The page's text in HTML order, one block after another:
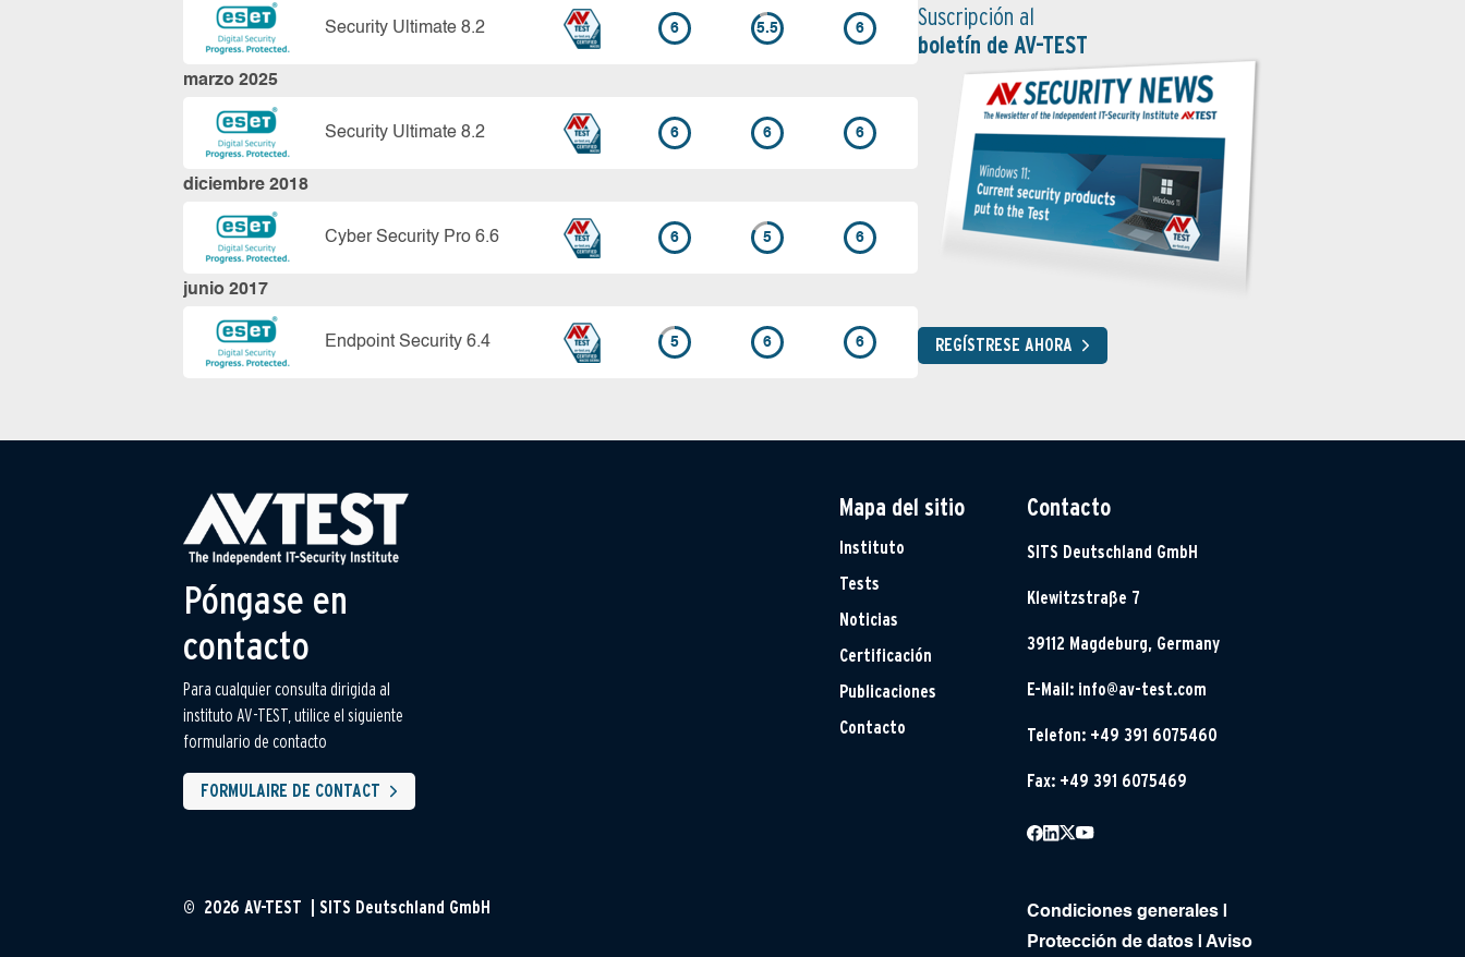
Security Ultimate 8.2 6 5.5 6
marzo 2025
Security Ultimate 8.2 6 6 6
diciembre 2018
Cyber Security Pro 6.6 6 5 6
junio 2017
Endpoint Security 6.4 5 6 6
Suscripción al
boletín de AV-TEST
REGÍSTRESE AHORA
Póngase en
contacto
Para cualquier consulta dirigida al
instituto AV-TEST, utilice el siguiente
formulario de contacto
FORMULAIRE DE CONTACT
Mapa del sitio
Instituto
Tests
Noticias
Certificación
Publicaciones
Contacto
Contacto
SITS Deutschland GmbH
Klewitzstraße 7
39112 Magdeburg, Germany
E-Mail: info@av-test.com
Telefon: +49 391 6075460
Fax: +49 391 6075469
Condiciones generales
Protección de datos
Aviso
© 2026 AV-TEST | SITS Deutschland GmbH